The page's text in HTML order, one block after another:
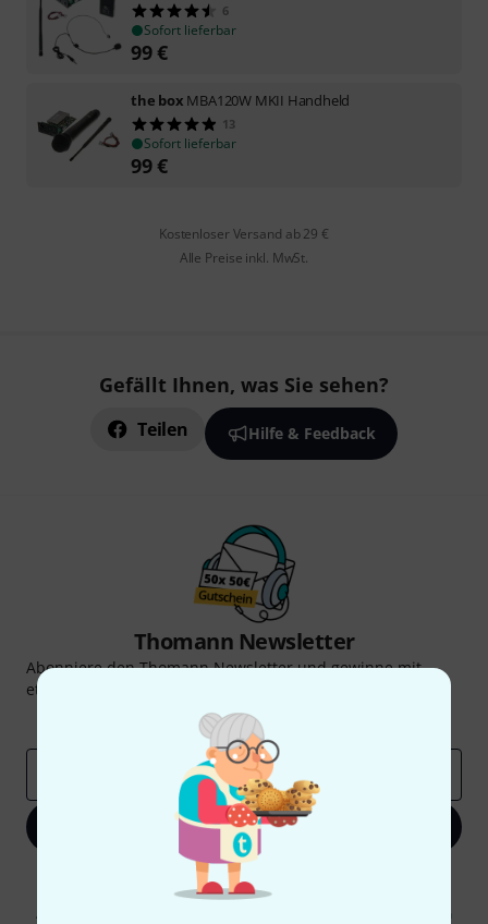
6
Sofort lieferbar
99€
the box MBA120W MKII Handheld
13
Sofort lieferbar
99€
Kostenloser Versand ab 29 €
Alle Preise inkl. MwSt.
Gefällt Ihnen, was Sie sehen?
Teilen Hilfe & Feedback
Thomann Newsletter
Abonniere den Thomann Newsletter und gewinne mit
etwas Glück einen von
Inspirierende Beiträge
Deals
Jetzt anmelden
Mit Klick auf „Jetzt anmelden“ stimmen Sie dem Erhalt von E-Mail-
Werbung und einer Messung des E-Mail-Nutzungsverhaltens zu. Die
Abmeldung ist jederzeit möglich. Weitere Informationen finden Sie in